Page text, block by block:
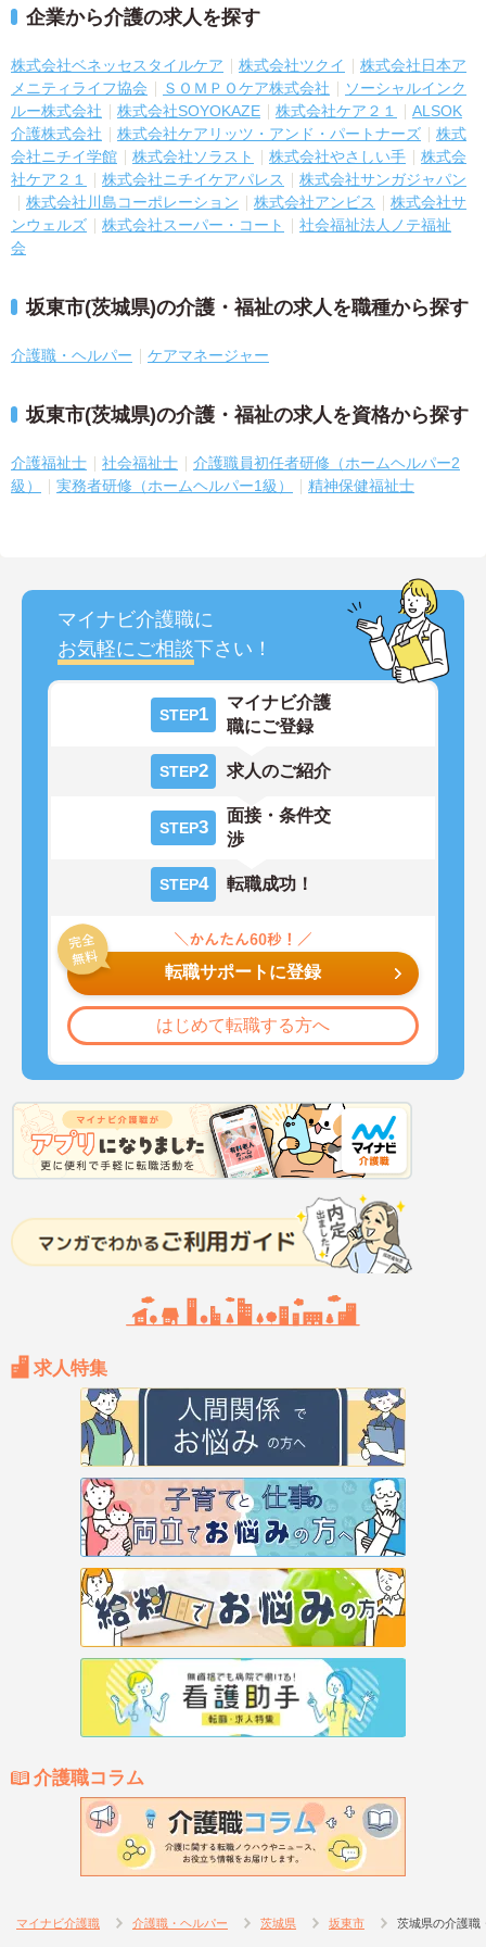
企業から介護の求人を探す
株式会社ベネッセスタイルケア 株式会社ツクイ
株式会社日本ア
メニティライフ協会
ＳＯＭＰＯケア株式会社
ソーシャルインク
ルー株式会社
株式会社SOYOKAZE 株式会社ケア２１
ALSOK
介護株式会社
株式会社ケアリッツ・アンド・パートナーズ
株式
会社ニチイ学館
株式会社ソラスト 株式会社やさしい手
株式会
社ケア２１
株式会社ニチイケアパレス
株式会社サンガジャパン
株式会社川島コーポレーション
株式会社アンビス
株式会社サ
ンウェルズ
株式会社スーパー・コート
社会福祉法人ノテ福祉
会
坂東市(茨城県)の介護・福祉の求人を職種から探す
介護職・ヘルパー ケアマネージャー
坂東市(茨城県)の介護・福祉の求人を資格から探す
介護福祉士 社会福祉士
介護職員初任者研修（ホームヘルパー2
級）
実務者研修（ホームヘルパー1級） 精神保健福祉士
マイナビ介護職に
お気軽にご相談下さい！
STEP1
マイナビ介護
職にご登録
STEP2 求人のご紹介
STEP3
面接・条件交
渉
STEP4 転職成功！
転職サポートに登録
はじめて転職する方へ
求人特集
介護職コラム
マイナビ介護職 介護職・ヘルパー 茨城県 坂東市 茨城県の介護職